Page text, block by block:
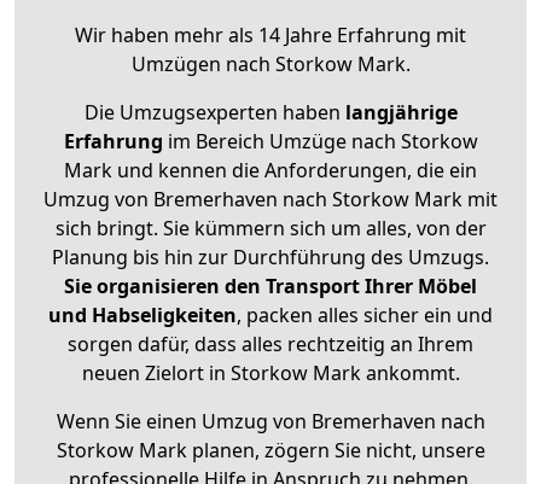
Wir haben mehr als 14 Jahre Erfahrung mit
Umzügen nach Storkow Mark.
Die Umzugsexperten haben langjährige
Erfahrung im Bereich Umzüge nach Storkow
Mark und kennen die Anforderungen, die ein
Umzug von Bremerhaven nach Storkow Mark mit
sich bringt. Sie kümmern sich um alles, von der
Planung bis hin zur Durchführung des Umzugs.
Sie organisieren den Transport Ihrer Möbel
und Habseligkeiten, packen alles sicher ein und
sorgen dafür, dass alles rechtzeitig an Ihrem
neuen Zielort in Storkow Mark ankommt.
Wenn Sie einen Umzug von Bremerhaven nach
Storkow Mark planen, zögern Sie nicht, unsere